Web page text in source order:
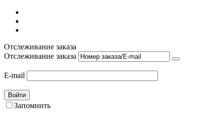
Отслеживание заказа
Отслеживание заказа
E-mail
Войти
Запомнить